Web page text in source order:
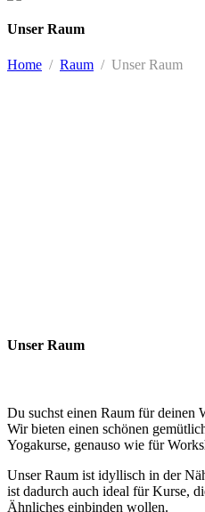
Unser Raum
Home / Raum / Unser Raum
Unser Raum
Du suchst einen Raum für deinen
Wir bieten einen schönen
Yogakurse, genauso wie für
Unser Raum ist idyllisch in der
ist dadurch auch ideal für Kurse,
Ähnliches einbinden wollen.